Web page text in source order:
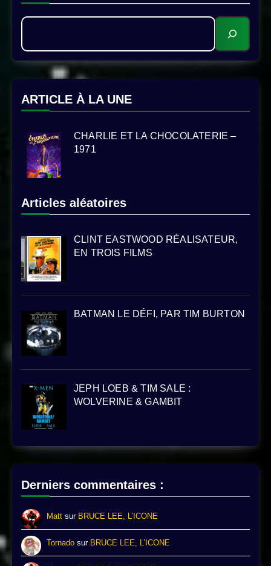
ARTICLE À LA UNE
CHARLIE ET LA CHOCOLATERIE –
1971
Articles aléatoires
CLINT EASTWOOD RÉALISATEUR,
EN TROIS FILMS
BATMAN LE DÉFI, PAR TIM BURTON
JEPH LOEB & TIM SALE :
WOLVERINE & GAMBIT
Derniers commentaires :
Matt sur BRUCE LEE, L’ICONE
Tornado sur BRUCE LEE, L’ICONE